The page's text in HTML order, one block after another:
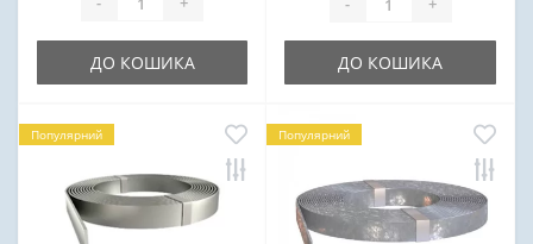
ДО КОШИКА ДО КОШИКА
Популярний Популярний